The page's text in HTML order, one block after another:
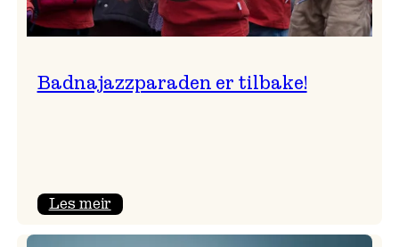
Badnajazzparaden er tilbake!
Les meir: